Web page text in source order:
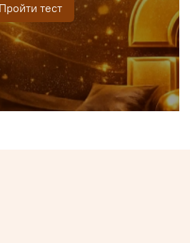
Пройти тест